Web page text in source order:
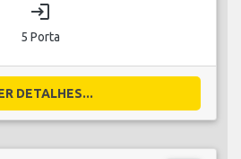
login
5 Porta
DETALHES...